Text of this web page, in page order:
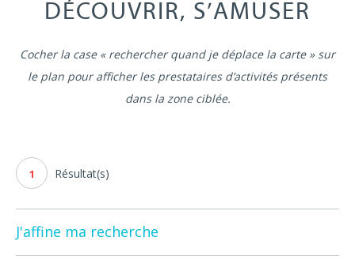
DÉCOUVRIR, S’AMUSER
Cocher la case « rechercher quand je déplace la carte » sur
le plan pour afficher les prestataires d’activités présents
dans la zone ciblée.
1 Résultat(s)
J'affine ma recherche